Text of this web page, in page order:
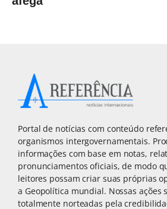
Portal de notícias com conteúdo
organismos intergovernamentais.
informações com base em notas,
pronunciamentos oficiais, de modo
leitores possam criar suas próprias
a Geopolítica mundial. Nossas ações
totalmente norteadas pela